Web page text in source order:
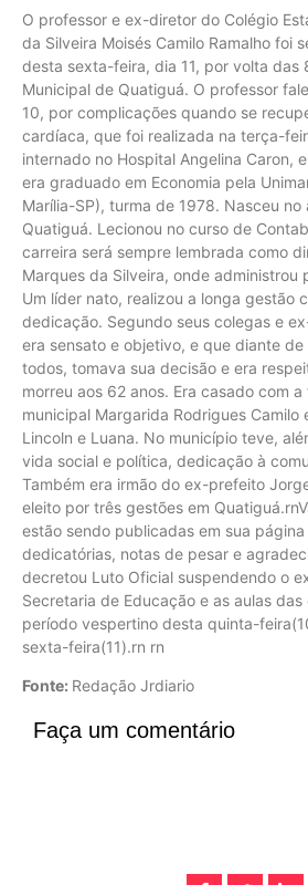
O professor e ex-diretor do Colégio
da Silveira Moisés Camilo Ramalho foi
desta sexta-feira, dia 11, por volta das
Municipal de Quatiguá. O professor
10, por complicações quando se
cardíaca, que foi realizada na terça-
internado no Hospital Angelina Caron,
era graduado em Economia pela
Marília-SP), turma de 1978. Nasceu
Quatiguá. Lecionou no curso de
carreira será sempre lembrada como
Marques da Silveira, onde administrou
Um líder nato, realizou a longa gestão
dedicação. Segundo seus colegas e
era sensato e objetivo, e que diante de
todos, tomava sua decisão e era
morreu aos 62 anos. Era casado com
municipal Margarida Rodrigues Camilo
Lincoln e Luana. No município teve,
vida social e política, dedicação à
Também era irmão do ex-prefeito
eleito por três gestões em
estão sendo publicadas em sua
dedicatórias, notas de pesar e
decretou Luto Oficial suspendendo o
Secretaria de Educação e as aulas
período vespertino desta quinta-
sexta-feira(11).rn rn
Fonte: Redação Jrdiario
Faça um comentário